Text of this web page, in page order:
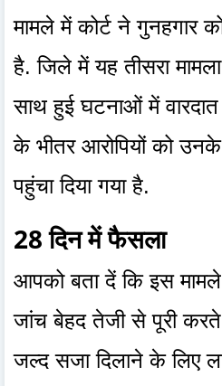
मामले में कोर्ट ने गुनहगार
है. जिले में यह तीसरा
साथ हुई घटनाओं में
के भीतर आरोपियों को
पहुंचा दिया गया है.
28 दिन में फैसला
आपको बता दें कि इस
जांच बेहद तेजी से पूरी
जल्द सजा दिलाने के लिए